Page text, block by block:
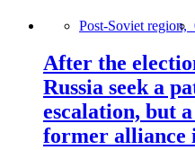
Post-Soviet region,
After the
Russia seek a
escalation, but
former alliance